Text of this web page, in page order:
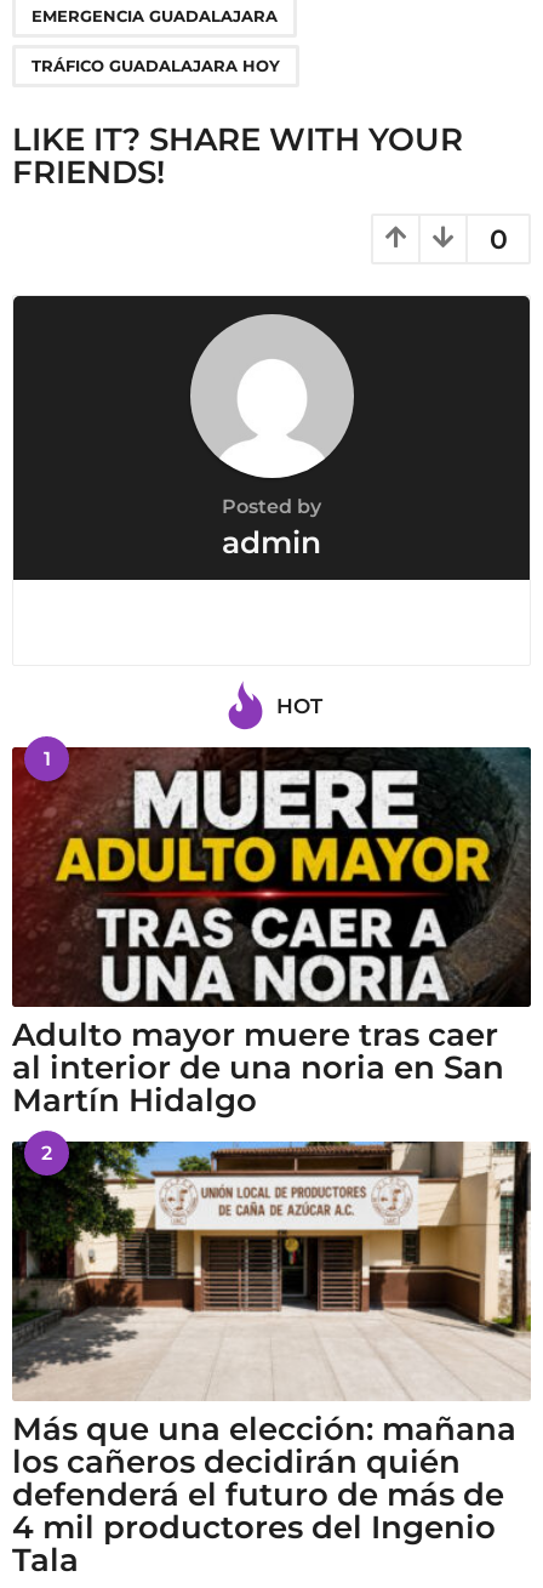
EMERGENCIA GUADALAJARA
TRÁFICO GUADALAJARA HOY
LIKE IT? SHARE WITH YOUR
FRIENDS!
0
Posted by
admin
HOT
1
Adulto mayor muere tras caer
al interior de una noria en San
Martín Hidalgo
2
Más que una elección: mañana
los cañeros decidirán quién
defenderá el futuro de más de
4 mil productores del Ingenio
Tala